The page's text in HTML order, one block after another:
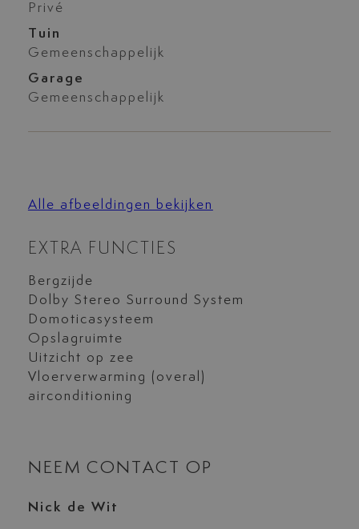
Privé
Tuin
Gemeenschappelijk
Garage
Gemeenschappelijk
Alle afbeeldingen bekijken
EXTRA FUNCTIES
Bergzijde
Dolby Stereo Surround System
Domoticasysteem
Opslagruimte
Uitzicht op zee
Vloerverwarming (overal)
airconditioning
NEEM CONTACT OP
Nick de Wit